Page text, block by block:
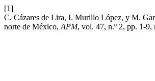
[1]
C. Cázares de Lira, I. Murillo López, y M.
norte de México, APM, vol. 47, n.º 2, pp. 1-9,